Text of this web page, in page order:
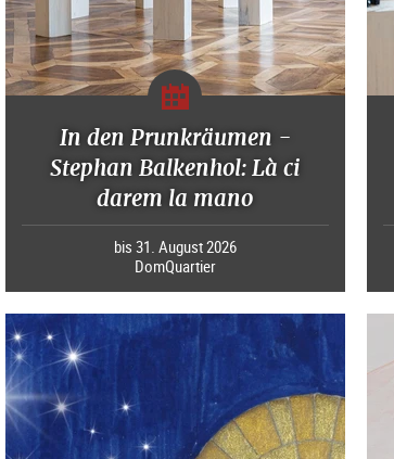
In den Prunkräumen -
Stephan Balkenhol: Là ci
darem la mano
bis 31. August 2026
DomQuartier